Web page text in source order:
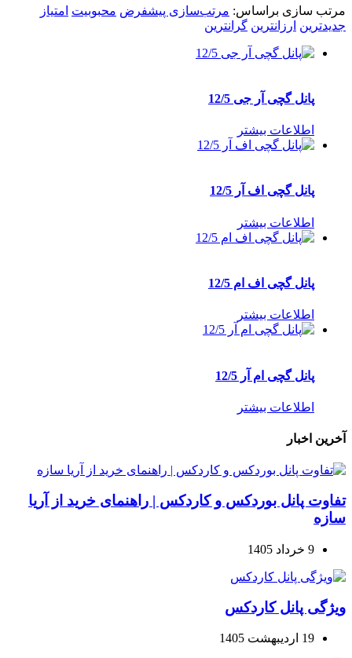
مرتب سازی براساس: مرتب‌سازی پیشفرض محبوبیت امتیاز
جدیدترین ارزانترین گرانترین
پانل گچی آر جی 12/5
اطلاعات بیشتر
پانل گچی اف آر 12/5
اطلاعات بیشتر
پانل گچی اف ام 12/5
اطلاعات بیشتر
پانل گچی ام آر 12/5
اطلاعات بیشتر
آخرین اخبار
تفاوت پانل بوردکس و کاردکس | راهنمای خرید از آریا
سازه
9 خرداد 1405
ویژگی پانل کاردکس
19 اردیبهشت 1405